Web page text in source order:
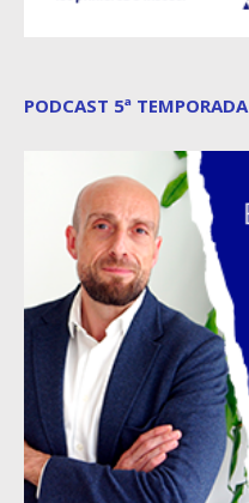
PODCAST 5ª TEMPORADA